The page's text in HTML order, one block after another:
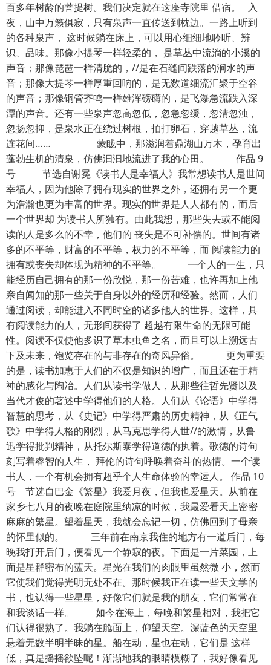
百多年树龄的菩提树。我们决定就在这座寺院里 借宿。 入
夜，山中万籁俱寂，只有泉声一直传送到枕边。一路上听到
的各种泉声， 这时候躺在床上，可以用心细细地聆听、辨
识、品味。那像小提琴一样轻柔的， 是草丛中流淌的小溪的
声音；那像琵琶一样清脆的，//是在石缝间跌落的涧水的声
音；那像大提琴一样厚重回响的，是无数道细流汇聚于空谷
的声音；那像铜管齐鸣一样雄浑磅礴的，是飞瀑急流跌入深
潭的声音。还有一些泉声忽高忽低，忽急忽缓，忽清忽浊，
忽扬忽抑，是泉水正在绕过树根，拍打卵石，穿越草丛，流
连花间…… 蒙眬中，那滋润着鼎湖山万木，孕育出
蓬勃生机的清泉，仿佛汩汩地流进了我的心田。 作品 9
号 节选自谢冕《读书人是幸福人》我常想读书人是世间
幸福人，因为他除了拥有现实的世界之外，还拥有另一个更
为浩瀚也更为丰富的世界。现实的世界是人人都有的，而后
一个世界却 为读书人所独有。由此我想，那些失去或不能阅
读的人是多么的不幸，他们的 丧失是不可补偿的。世间有诸
多的不平等，财富的不平等，权力的不平等，而 阅读能力的
拥有或丧失却体现为精神的不平等。 一个人的一生，只
能经历自己拥有的那一份欣悦，那一份苦难，也许再加上他
亲自闻知的那一些关于自身以外的经历和经验。然而，人们
通过阅读，却能进入不同时空的诸多他人的世界。这样，具
有阅读能力的人，无形间获得了 超越有限生命的无限可能
性。阅读不仅使他多识了草木虫鱼之名，而且可以上溯远古
下及未来，饱览存在的与非存在的奇风异俗。 更为重要
的是，读书加惠于人们的不仅是知识的增广，而且还在于精
神的感化与陶冶。人们从读书学做人，从那些往哲先贤以及
当代才俊的著述中学得他们的人格。人们从《论语》中学得
智慧的思考，从《史记》中学得严肃的历史精神，从《正气
歌》中学得人格的刚烈，从马克思学得人世//的激情，从鲁
迅学得批判精神，从托尔斯泰学得道德的执着。歌德的诗句
刻写着睿智的人生， 拜伦的诗句呼唤着奋斗的热情。一个读
书人，一个有机会拥有超乎个人生命体验的幸运人。 作品 10
号 节选自巴金《繁星》我爱月夜，但我也爱星天。从前在
家乡七八月的夜晚在庭院里纳凉的时候，我最爱看天上密密
麻麻的繁星。望着星天，我就会忘记一切，仿佛回到了母亲
的怀里似的。 三年前在南京我住的地方有一道后门，每
晚我打开后门，便看见一个静寂的夜。下面是一片菜园，上
面是星群密布的蓝天。星光在我们的肉眼里虽然微 小，然而
它使我们觉得光明无处不在。那时候我正在读一些天文学的
书，也认得一些星星，好像它们就是我的朋友，它们常常在
和我谈话一样。 如今在海上，每晚和繁星相对，我把它
们认得很熟了。我躺在舱面上，仰望天空。深蓝色的天空里
悬着无数半明半昧的星。船在动，星也在动，它们是 这样
低，真是摇摇欲坠呢！渐渐地我的眼睛模糊了，我好像看见